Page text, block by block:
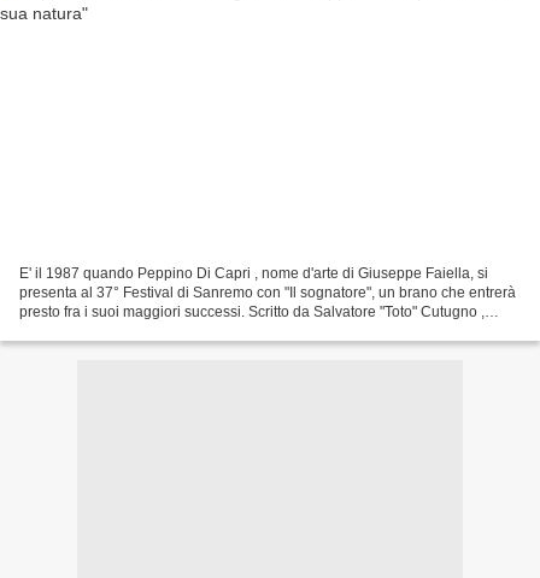
E' il 1987 quando Peppino Di Capri , nome d'arte di Giuseppe Faiella, si
presenta al 37° Festival di Sanremo con "Il sognatore", un brano che entrerà
presto fra i suoi maggiori successi. Scritto da Salvatore "Toto" Cutugno ,